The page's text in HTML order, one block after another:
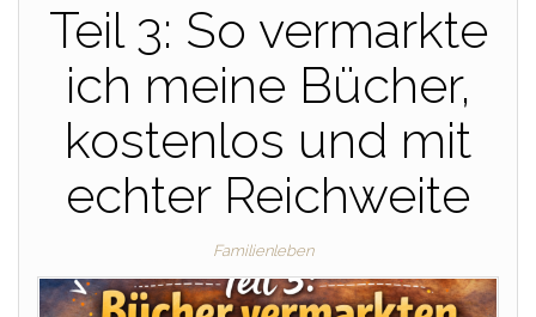
Teil 3: So vermarkte
ich meine Bücher,
kostenlos und mit
echter Reichweite
Familienleben